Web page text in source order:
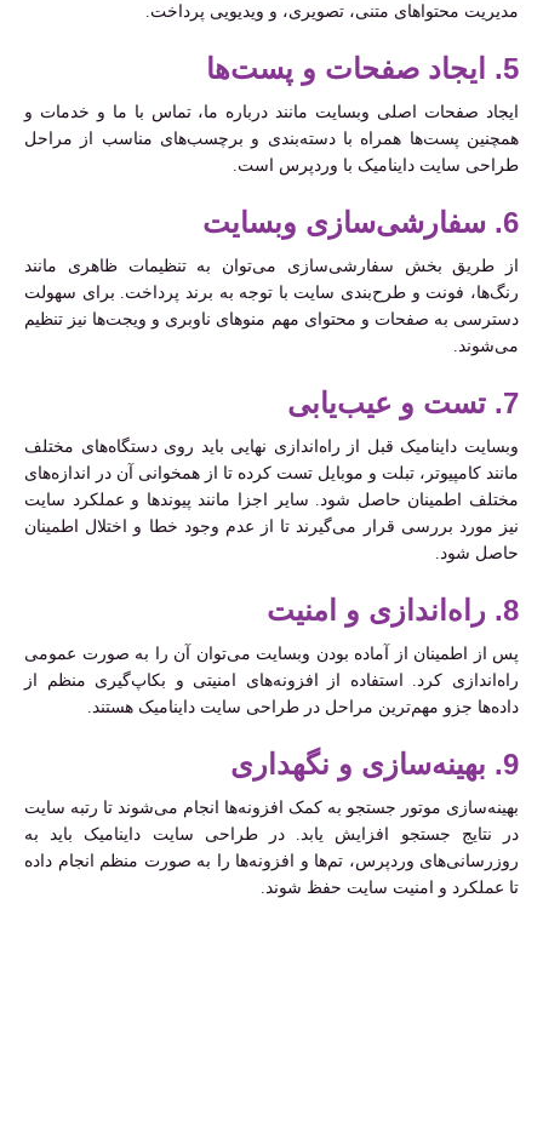
مدیریت محتواهای متنی، تصویری، و ویدیویی پرداخت.
5. ایجاد صفحات و پست‌ها
ایجاد صفحات اصلی وبسایت مانند درباره ما، تماس با ما و خدمات و
همچنین پست‌ها همراه با دسته‌بندی‌ و برچسب‌های مناسب از مراحل
طراحی سایت داینامیک با وردپرس است.
6. سفارشی‌سازی وبسایت
از طریق بخش سفارشی‌سازی می‌توان به تنظیمات ظاهری مانند
رنگ‌ها، فونت‌ و طرح‌بندی سایت با توجه به برند پرداخت. برای سهولت
دسترسی به صفحات و محتوای مهم منوهای ناوبری و ویجت‌ها نیز تنظیم
می‌شوند.
7. تست و عیب‌یابی
وبسایت داینامیک قبل از راه‌اندازی نهایی باید روی دستگاه‌های مختلف
مانند کامپیوتر، تبلت و موبایل تست کرده تا از همخوانی آن در اندازه‌های
مختلف اطمینان حاصل شود. سایر اجزا مانند پیوندها و عملکرد سایت
نیز مورد بررسی قرار می‌گیرند تا از عدم وجود خطا و اختلال اطمینان
حاصل شود.
8. راه‌اندازی و امنیت
پس از اطمینان از آماده بودن وبسایت می‌توان آن را به صورت عمومی
راه‌اندازی کرد. استفاده از افزونه‌های امنیتی و بکاپ‌گیری منظم از
داده‌ها جزو مهم‌ترین مراحل در طراحی سایت داینامیک هستند.
9. بهینه‌سازی و نگهداری
بهینه‌سازی موتور جستجو به کمک افزونه‌ها انجام می‌شوند تا رتبه سایت
در نتایج جستجو افزایش یابد. در طراحی سایت داینامیک باید به
‌روزرسانی‌های وردپرس، تم‌ها و افزونه‌ها را به صورت منظم انجام داده
تا عملکرد و امنیت سایت حفظ شوند.